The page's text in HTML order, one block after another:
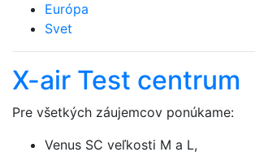
Európa
Svet
X-air Test centrum
Pre všetkých záujemcov ponúkame:
Venus SC veľkosti M a L,